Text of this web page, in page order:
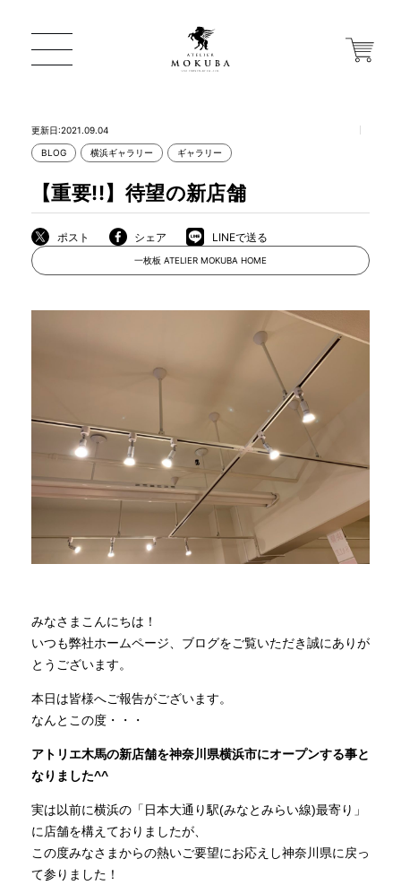
店舗から探す
商品情報
直営店
イベント
全商品一覧
新入荷情報
INFORMATION
更新日:2021.09.04
BLOG 横浜ギャラリー ギャラリー
【重要!!】待望の新店舗
ポスト シェア LINEで送る
一枚板 ATELIER MOKUBA HOME
みなさまこんにちは！
いつも弊社ホームページ、ブログをご覧いただき誠にありが
とうございます。
本日は皆様へご報告がございます。
なんとこの度・・・
アトリエ木馬の新店舗を神奈川県横浜市にオープンする事と
なりました^^
実は以前に横浜の「日本大通り駅(みなとみらい線)最寄り」
に店舗を構えておりましたが、
この度みなさまからの熱いご要望にお応えし神奈川県に戻っ
て参りました！